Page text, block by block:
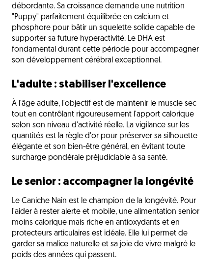
débordante. Sa croissance demande une nutrition
"Puppy" parfaitement équilibrée en calcium et
phosphore pour bâtir un squelette solide capable de
supporter sa future hyperactivité. Le DHA est
fondamental durant cette période pour accompagner
son développement cérébral exceptionnel.
L'adulte : stabiliser l'excellence
À l'âge adulte, l'objectif est de maintenir le muscle sec
tout en contrôlant rigoureusement l'apport calorique
selon son niveau d'activité réelle. La vigilance sur les
quantités est la règle d'or pour préserver sa silhouette
élégante et son bien-être général, en évitant toute
surcharge pondérale préjudiciable à sa santé.
Le senior : accompagner la longévité
Le Caniche Nain est le champion de la longévité. Pour
l'aider à rester alerte et mobile, une alimentation senior
moins calorique mais riche en antioxydants et en
protecteurs articulaires est idéale. Elle lui permet de
garder sa malice naturelle et sa joie de vivre malgré le
poids des années qui passent.